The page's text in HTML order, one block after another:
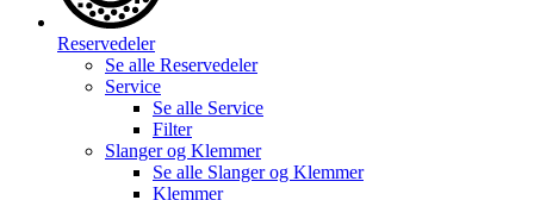
Reservedeler
Se alle Reservedeler
Service
Se alle Service
Filter
Slanger og Klemmer
Se alle Slanger og Klemmer
Klemmer